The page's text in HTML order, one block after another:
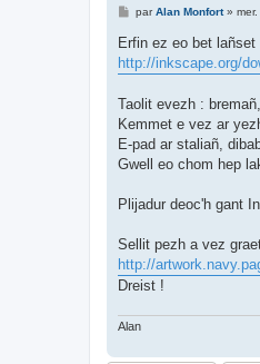
M
s
s
a
g
parAlan Monfort»
Erfin ez eo bet
http://inkscape.org/
Taolit evezh :
Kemmet e vez ar
E-pad ar staliañ,
Gwell eo chom hep
Plijadur deoc'h gant
Sellit pezh a vez
http://
Dreist !
Alan